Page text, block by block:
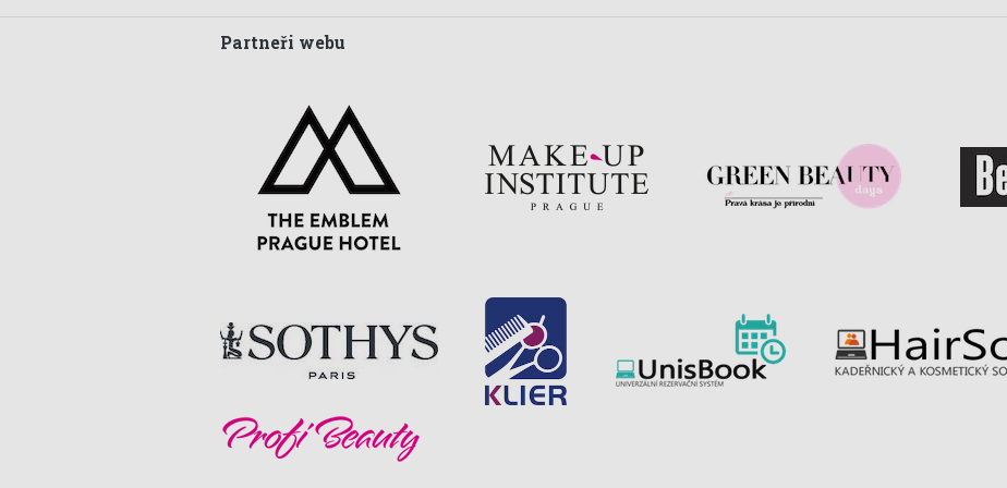
Partneři webu